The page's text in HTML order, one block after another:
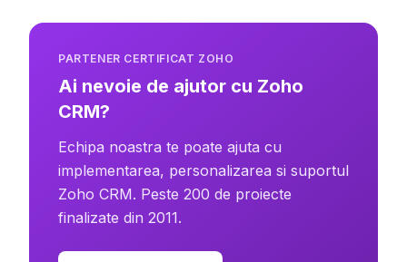
PARTENER CERTIFICAT ZOHO
Ai nevoie de ajutor cu Zoho
CRM?
Echipa noastra te poate ajuta cu
implementarea, personalizarea si suportul
Zoho CRM. Peste 200 de proiecte
finalizate din 2011.